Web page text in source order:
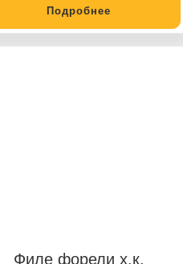
Подробнее
Филе форели х.к.